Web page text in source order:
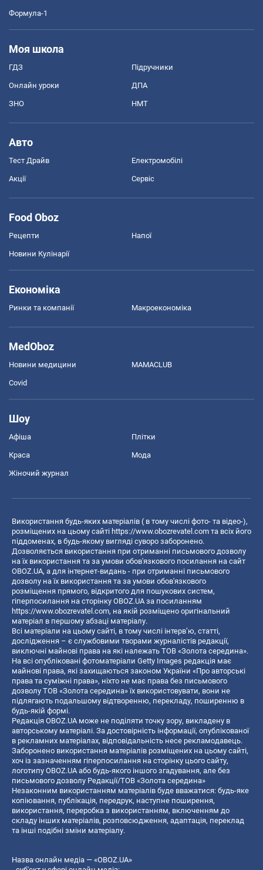
Формула-1
Моя школа
ГДЗ Підручники
Онлайн уроки ДПА
ЗНО НМТ
Авто
Тест Драйв Електромобілі
Акції Сервіс
Food Oboz
Рецепти Напої
Новини Кулінарії
Економіка
Ринки та компанії Макроекономіка
MedOboz
Новини медицини MAMACLUB
Covid
Шоу
Афіша Плітки
Краса Мода
Жіночий журнал
Використання будь-яких матеріалів ( в тому числі фото- та відео-),
розміщених на цьому сайті https://www.obozrevatel.com та всіх його
піддоменах, в будь-якому вигляді суворо заборонено.
Дозволяється використання при отриманні письмового дозволу
на їх використання та за умови обов'язкового посилання на сайт
OBOZ.UA, а для інтернет-видань - при отриманні письмового
дозволу на їх використання та за умови обов'язкового
розміщення прямого, відкритого для пошукових систем,
гіперпосилання на сторінку OBOZ.UA за посиланням
https://www.obozrevatel.com, на якій розміщено оригінальний
матеріал в першому абзаці матеріалу.
Всі матеріали на цьому сайті, в тому числі інтерв’ю, статті,
дослідження – є службовими творами журналістів редакції,
виключні майнові права на які належать ТОВ «Золота середина».
На всі опубліковані фотоматеріали Getty Images редакція має
майнові права, які захищаються законом України «Про авторські
права та суміжні права», ніхто не має права без письмового
дозволу ТОВ «Золота середина» їх використовувати, вони не
підлягають подальшому відтворенню, перекладу, поширенню в
будь-якій формі.
Редакція OBOZ.UA може не поділяти точку зору, викладену в
авторському матеріалі. За достовірність інформації, опублікованої
в рекламних матеріалах, відповідальність несе рекламодавець.
Заборонено використання матеріалів розміщених на цьому сайті,
хоч із зазначенням гіперпосилання на сторінку цього сайту,
логотипу OBOZ.UA або будь-якого іншого згадування, але без
письмового дозволу Редакції/ТОВ «Золота середина»
Незаконним використанням матеріалів буде вважатися: будь-яке
копiювання, публiкацiя, передрук, наступне поширення,
використання, переробка з використанням, включенням до
складу інших матеріалів, розповсюдження, адаптація, переклад
та інші подібні зміни матеріалу.
Назва онлайн медіа — «OBOZ.UA»